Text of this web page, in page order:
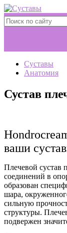
Суставы
Анатомия
Сустав
ваши
Плечевой сустав
соединений в
образован
шара,
сильную
структуры.
подвержен